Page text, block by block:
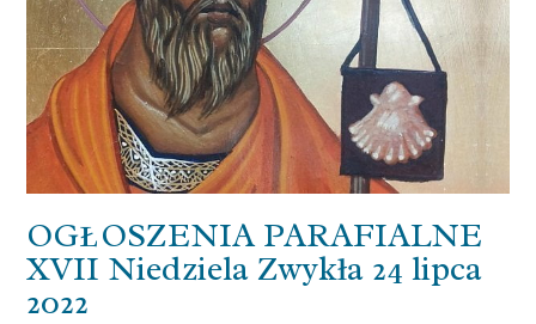
OGŁOSZENIA PARAFIALNE
XVII Niedziela Zwykła 24 lipca
2022